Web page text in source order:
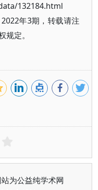
132184.html
年3期，转载请注
定。
为公益纯学术网